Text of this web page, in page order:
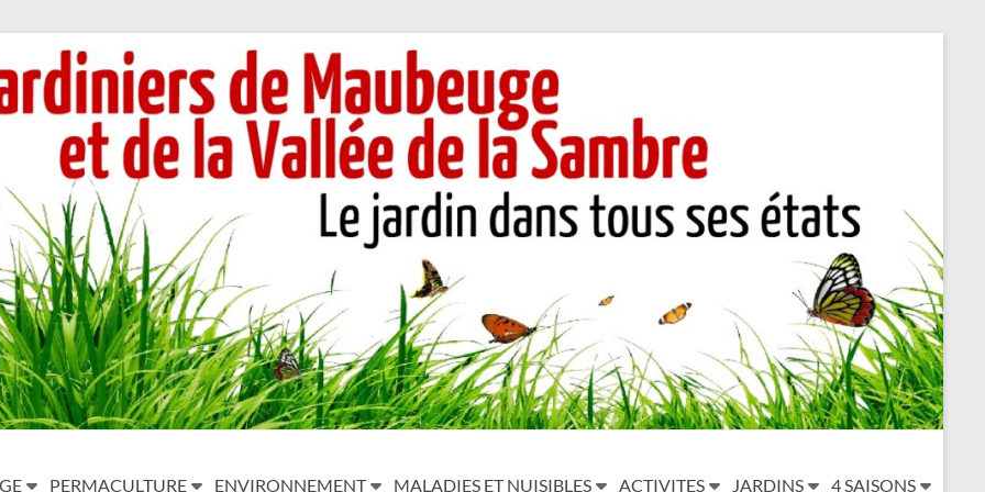
PERMACULTURE ENVIRONNEMENT MALADIES ET NUISIBLES ACTIVITES JARDINS 4 SAISONS